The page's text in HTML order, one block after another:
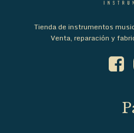
Tienda de instrumentos
Venta, reparación y